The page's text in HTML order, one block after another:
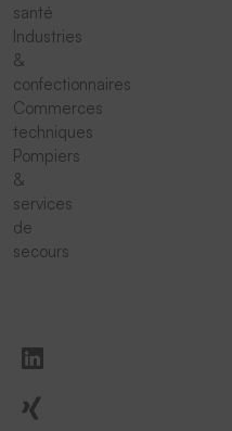
santé
Industries
&
confectionnaires
Commerces
techniques
Pompiers
&
services
de
secours